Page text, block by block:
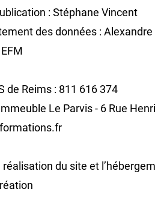
: Stéphane Vincent
des données : Alexandre
de Reims : 811 616 374
Le Parvis - 6 Rue
du site et